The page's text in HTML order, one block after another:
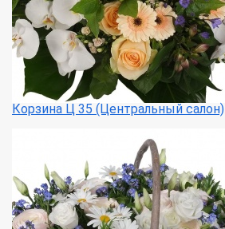
Корзина Ц 35 (Центральный салон)